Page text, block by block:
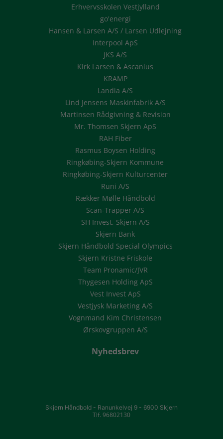
Erhvervsskolen Vestjylland
go'energi
Hansen & Larsen A/S / Larsen Udlejning
Interpool ApS
JKS A/S
Kirk Larsen & Ascanius
KRAMP
Landia A/S
Lind Jensens Maskinfabrik A/S
Martinsen Rådgivning & Revision
Mr. Thomsen Skjern ApS
RAH Fiber
Rasmus Boysen Holding
Ringkøbing-Skjern Kommune
Ringkøbing-Skjern Kulturcenter
Runi A/S
Rækker Mølle Håndbold
Scan-Trapper A/S
SH Invest, Skjern A/S
Skjern Bank
Skjern Håndbold Special Olympics
Skjern Kristne Friskole
Team Pronamic/JVR
Thygesen Holding ApS
Vest Invest ApS
Vestjysk Marketing A/S
Vognmand Kim Christensen
Ørskovgruppen A/S
Nyhedsbrev
Skjern Håndbold - Ranunkelvej 9 - 6900 Skjern
Tlf. 96802130